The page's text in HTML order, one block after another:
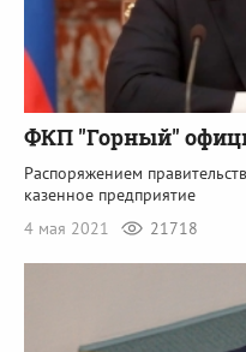
ФКП "Горный"
Распоряжением
казенное предприятие
4 мая 2021
21718